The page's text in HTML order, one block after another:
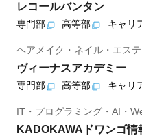
レコールバンタン
専門部 高等部 キャリ
ヘアメイク・ネイル・エス
ヴィーナスアカデミー
専門部 高等部 キャリ
IT・プログラミング・AI・
KADOKAWAドワンゴ情